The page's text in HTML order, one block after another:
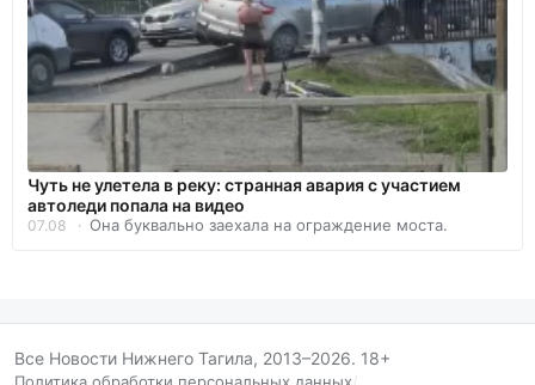
Чуть не улетела в реку: странная авария с участием
автоледи попала на видео
07.08 Она буквально заехала на ограждение моста.
Все Новости Нижнего Тагила, 2013–2026. 18+
Политика обработки персональных данных/